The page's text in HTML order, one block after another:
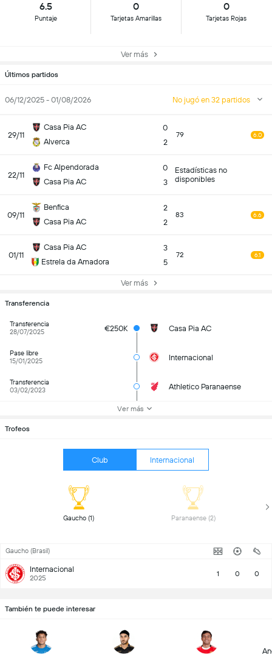
6.5
Puntaje
0
Tarjetas Amarillas
0
Tarjetas Rojas
Ver más
Últimos partidos
06/12/2025 - 01/08/2026 No jugó en 32 partidos
29/11
Casa Pia AC
Alverca
0
2
79 6.0
22/11
Fc Alpendorada
Casa Pia AC
0
3
Estadísticas no
disponibles
09/11
Benfica
Casa Pia AC
2
2
83 6.6
01/11
Casa Pia AC
Estrela da Amadora
3
5
72 6.1
Ver más
Transferencia
Transferencia
28/07/2025
€250K Casa Pia AC
Pase libre
15/01/2025
Internacional
Transferencia
03/02/2023
Athletico Paranaense
Ver más
Trofeos
Club Internacional
Paranaense (2)
Gaucho (Brasil)
Internacional
2025 1 0 0
También te puede interesar